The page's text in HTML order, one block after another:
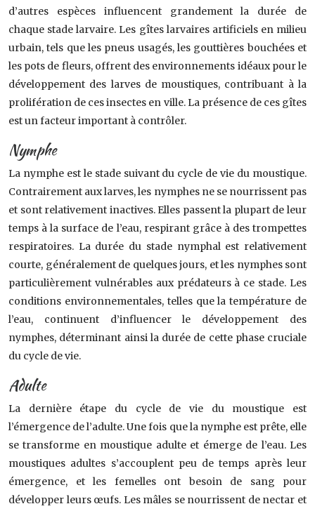
d’autres espèces influencent grandement la durée de
chaque stade larvaire. Les gîtes larvaires artificiels en milieu
urbain, tels que les pneus usagés, les gouttières bouchées et
les pots de fleurs, offrent des environnements idéaux pour le
développement des larves de moustiques, contribuant à la
prolifération de ces insectes en ville. La présence de ces gîtes
est un facteur important à contrôler.
Nymphe
La nymphe est le stade suivant du cycle de vie du moustique.
Contrairement aux larves, les nymphes ne se nourrissent pas
et sont relativement inactives. Elles passent la plupart de leur
temps à la surface de l’eau, respirant grâce à des trompettes
respiratoires. La durée du stade nymphal est relativement
courte, généralement de quelques jours, et les nymphes sont
particulièrement vulnérables aux prédateurs à ce stade. Les
conditions environnementales, telles que la température de
l’eau, continuent d’influencer le développement des
nymphes, déterminant ainsi la durée de cette phase cruciale
du cycle de vie.
Adulte
La dernière étape du cycle de vie du moustique est
l’émergence de l’adulte. Une fois que la nymphe est prête, elle
se transforme en moustique adulte et émerge de l’eau. Les
moustiques adultes s’accouplent peu de temps après leur
émergence, et les femelles ont besoin de sang pour
développer leurs œufs. Les mâles se nourrissent de nectar et